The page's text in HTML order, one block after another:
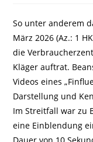
So unter anderem
März 2026 (Az.: 1
die
Kläger auftrat.
Videos eines
Darstellung und
Im Streitfall war zu
eine Einblendung
Dauer von 10